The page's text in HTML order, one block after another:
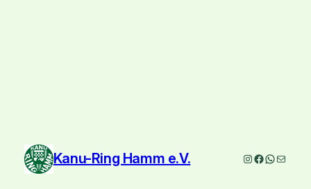
Kanu-Ring Hamm e.V. Instagram
Facebook
E-Mail